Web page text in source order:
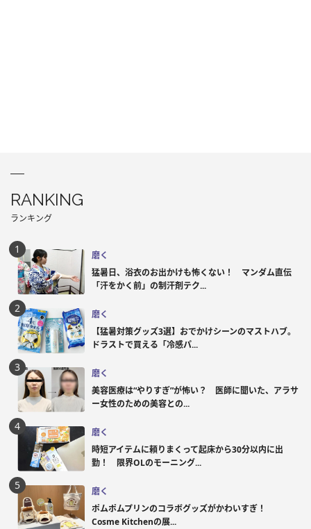
RANKING
ランキング
磨く
猛暑日、浴衣のお出かけも怖くない！ マンダム直伝
「汗をかく前」の制汗剤テク...
磨く
【猛暑対策グッズ3選】おでかけシーンのマストハブ。
ドラストで買える「冷感パ...
磨く
美容医療は“やりすぎ”が怖い？ 医師に聞いた、アラサ
ー女性のための美容との...
磨く
時短アイテムに頼りまくって起床から30分以内に出
勤！ 限界OLのモーニング...
磨く
ポムポムプリンのコラボグッズがかわいすぎ！
Cosme Kitchenの展...